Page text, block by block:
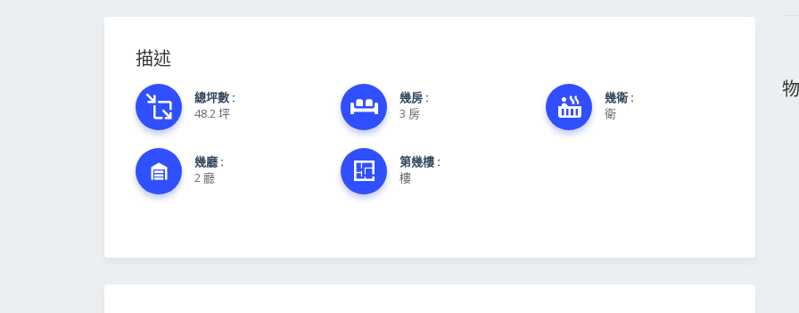
描述
總坪數 :
48.2 坪
幾房 :
3 房
幾衛 :
衛
幾廳 :
2 廳
第幾樓 :
樓